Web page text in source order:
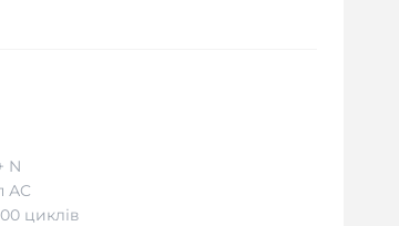
N
АC
циклів